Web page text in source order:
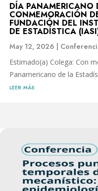
DÍA PANAMERICANO
CONMEMORACIÓN
FUNDACIÓN DEL
DE ESTADÍSTICA
May 12, 2026
Estimado(a) Colega: Con
Panamericano de la
leer más